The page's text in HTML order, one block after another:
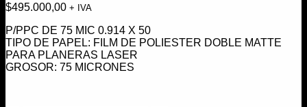
$495.000,00 + IVA
P/PPC DE 75 MIC 0.914 X 50
TIPO DE PAPEL: FILM DE POLIESTER DOBLE MATTE
PARA PLANERAS LASER
GROSOR: 75 MICRONES